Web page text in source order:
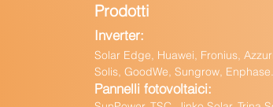
Prodotti
Inverter:
Solar Edge, Huawei, Fronius,
Solis, GoodWe, Sungrow, Enphase.
Pannelli fotovoltaici: